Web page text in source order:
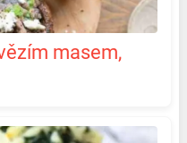
masem,